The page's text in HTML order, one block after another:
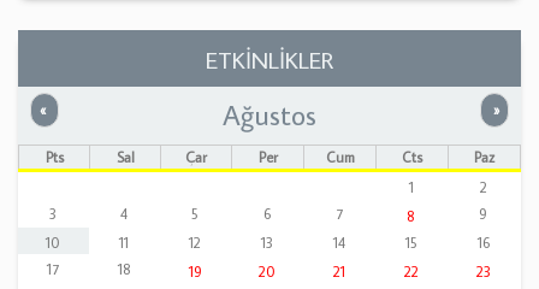
ETKİNLİKLER
« Önceki »
Ağustos
Pts Sal Çar Per Cum Cts
Paz
1
2
3
4 5 6 7 8
9
10
11 12 13 14 15
16
17
18 19 20 21 22
23